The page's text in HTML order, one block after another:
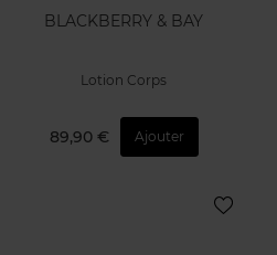
BLACKBERRY & BAY
Lotion Corps
89,90 € Ajouter